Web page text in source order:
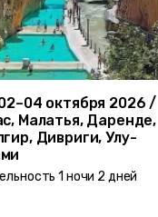
октября 2026 /
Малатья, Даренде,
Дивриги, Улу-
1 ночи 2 дней